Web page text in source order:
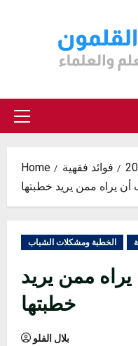
Primary
Home فوائد فقهية
يراه ممن يريد خطبتها
الخطبة ومشكلات الشباب
ممن يريد
خطبتها
بلال الفلو